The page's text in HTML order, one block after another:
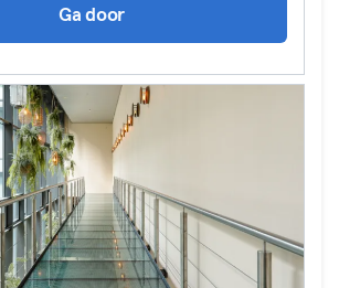
Ga door